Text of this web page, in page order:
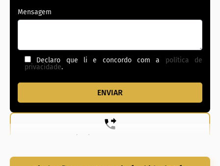
Mensagem
Declaro que li e concordo com a política de
privacidade.
(62) 99831-0020